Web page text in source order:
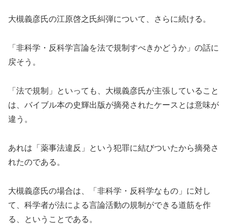
大槻義彦氏の江原啓之氏糾弾について、さらに続ける。
「非科学・反科学言論を法で規制すべきかどうか」の話に
戻そう。
「法で規制」といっても、大槻義彦氏が主張していること
は、バイブル本の史輝出版が摘発されたケースとは意味が
違う。
あれは「薬事法違反」という犯罪に結びついたから摘発さ
れたのである。
大槻義彦氏の場合は、「非科学・反科学なもの」に対し
て、科学者が法による言論活動の規制ができる道筋を作
る、ということである。